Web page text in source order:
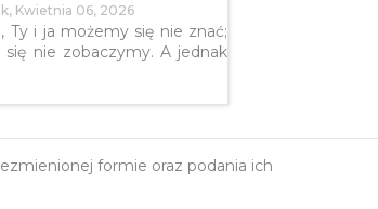
Kwietnia 06, 2026
Ty i ja możemy się nie znać;
nie zobaczymy. A jednak
formie oraz podania ich